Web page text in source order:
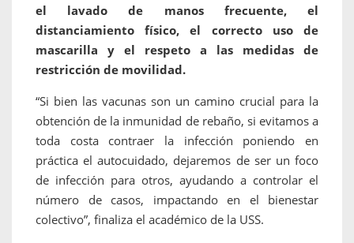
el lavado de manos frecuente, el
distanciamiento físico, el correcto uso de
mascarilla y el respeto a las medidas de
restricción de movilidad.
“Si bien las vacunas son un camino crucial para la
obtención de la inmunidad de rebaño, si evitamos a
toda costa contraer la infección poniendo en
práctica el autocuidado, dejaremos de ser un foco
de infección para otros, ayudando a controlar el
número de casos, impactando en el bienestar
colectivo”, finaliza el académico de la USS.